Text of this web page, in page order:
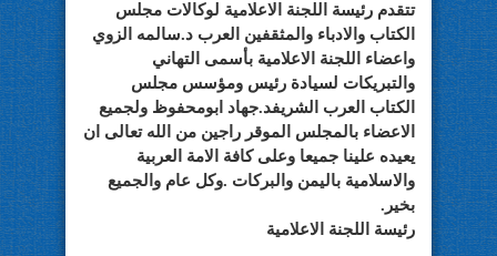
تتقدم رئيسة اللجنة الاعلامية لوكالات مجلس
الكتاب والادباء والمثقفين العرب د.سالمه الزوي
واعضاء اللجنة الاعلامية بأسمى التهاني
والتبريكات لسيادة رئيس ومؤسس مجلس
الكتاب العرب الشريفد.جهاد ابومحفوظ ولجميع
الاعضاء بالمجلس الموقر راجين من الله تعالى ان
يعيده علينا جميعا وعلى كافة الامة العربية
والاسلامية باليمن والبركات .وكل عام والجميع
بخير.
رئيسة اللجنة الاعلامية